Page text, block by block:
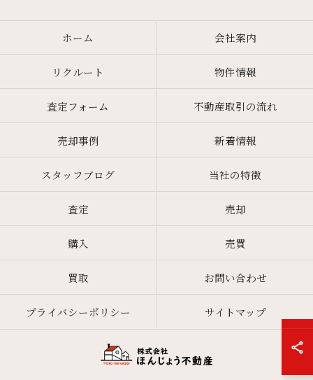
ホーム 会社案内
リクルート 物件情報
査定フォーム 不動産取引の流れ
売却事例 新着情報
スタッフブログ 当社の特徴
査定 売却
購入 売買
買取 お問い合わせ
プライバシーポリシー サイトマップ